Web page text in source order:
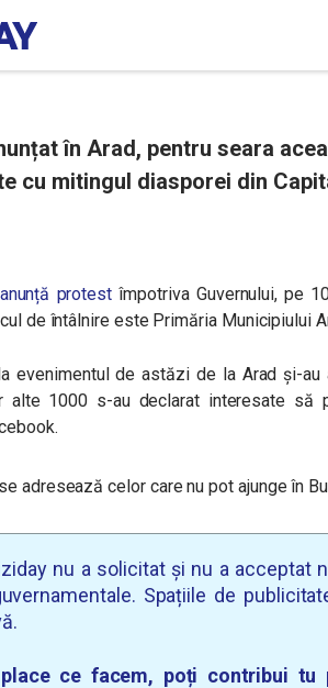
în Arad, pentru seara
cu mitingul diasporei din
protestîmpotriva Guvernului, pe
de întâlnire este Primăria Municipiului
evenimentul de astăzi de la Arad şi-
alte 1000 s-au declarat interesate să
adresează celor care nu pot ajunge în
nu a solicitat și nu a acceptat
Spațiile de
ce facem, poți contribui tu